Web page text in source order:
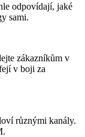
odpovídají, jaké
sami.
zákazníkům v
v boji za
různými kanály.